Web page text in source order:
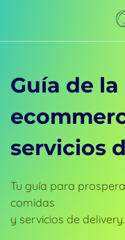
Guía de
servicios
Tu guía para
comidas
y servicios de delivery.